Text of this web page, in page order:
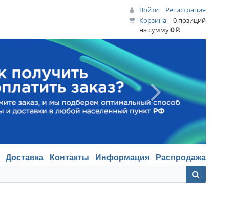
Войти
Регистрация
Корзина
0 позиций
на сумму0 Р.
Доставка Контакты Информация Распродажа